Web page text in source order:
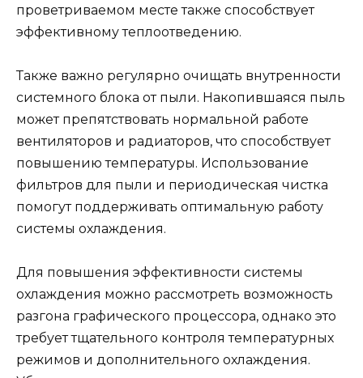
проветриваемом месте также способствует
эффективному теплоотведению.
Также важно регулярно очищать внутренности
системного блока от пыли. Накопившаяся пыль
может препятствовать нормальной работе
вентиляторов и радиаторов, что способствует
повышению температуры. Использование
фильтров для пыли и периодическая чистка
помогут поддерживать оптимальную работу
системы охлаждения.
Для повышения эффективности системы
охлаждения можно рассмотреть возможность
разгона графического процессора, однако это
требует тщательного контроля температурных
режимов и дополнительного охлаждения.